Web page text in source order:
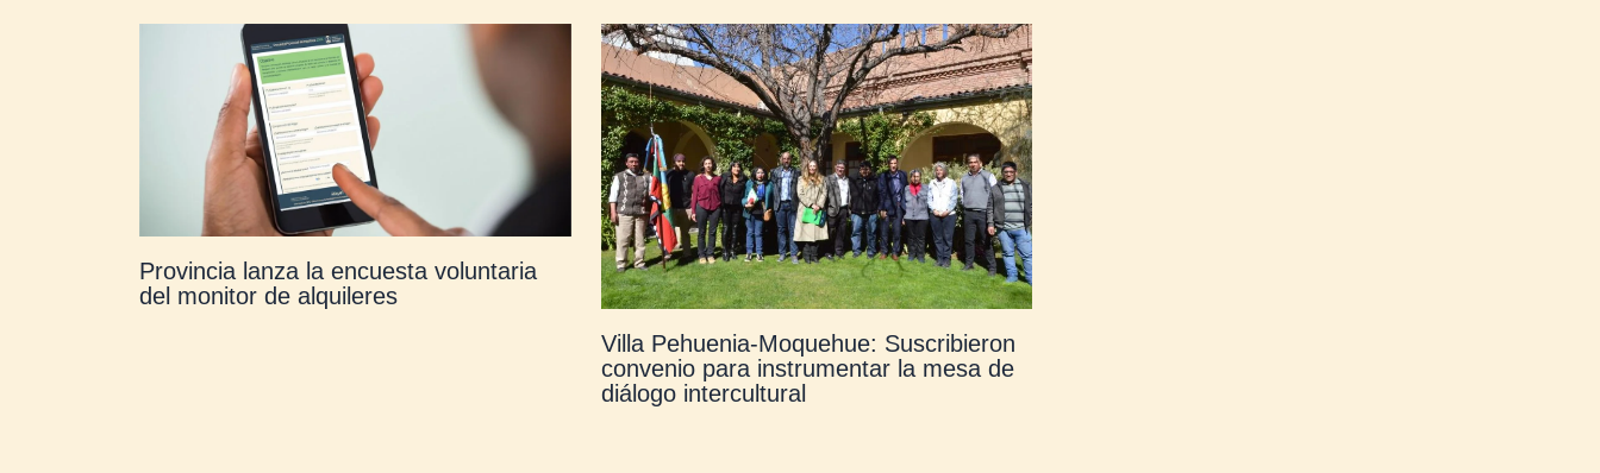
Provincia lanza la encuesta voluntaria
del monitor de alquileres
Villa Pehuenia-Moquehue: Suscribieron
convenio para instrumentar la mesa de
diálogo intercultural